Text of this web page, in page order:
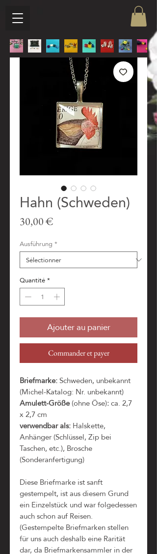
Hahn (Schweden)
30,00 €
Ausführung *
Quantité*
Ajouter au panier
Commander et payer
Briefmarke:Schweden, unbekannt
(Michel-Katalog: Nr. unbekannt)
Amulett-Größe(ohne Öse):ca. 2,7
x 2,7 cm
verwendbar als:Halskette,
Anhänger (Schlüssel, Zip bei
Taschen, etc.), Brosche
(Sonderanfertigung)
Diese Briefmarke ist sanft
gestempelt, ist aus diesem Grund
ein Einzelstück und war folgedessen
auch schon auf Reisen.
(Gestempelte Briefmarken stellen
für uns auch deshalb eine Rarität
dar, da Briefmarkensammler in der